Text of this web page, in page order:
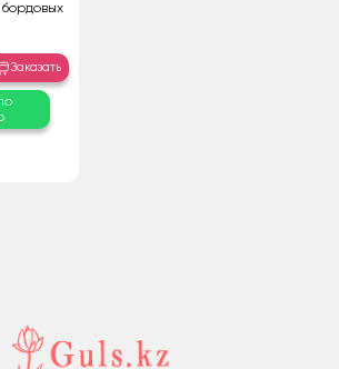
бордовых
Заказать